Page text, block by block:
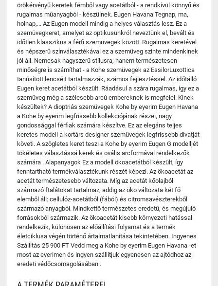
örökérvényű keretek fémből vagy acetátból - a rendkívül könnyű és
rugalmas műanyagból - készülnek. Eugen Havana Tegnap, ma,
holnap,... Az Eugen modell mindig a helyes választás lesz. Ez a
szemüvegkeret, amelyet az optikusunkról neveztünk el, bevált és
időtlen klasszikus a férfi szemüvegek között. Rugalmas keretével
és népszerű színválasztékával ez a szemüveg szinte mindenkinek
jól áll. Nemcsak nagyszerű stílusra, hanem természetesen
minőségre is számíthat - a Kohe szemüvegek az EssilorLuxottica
tanúsított lencséit tartalmazzák, számos fejlesztéssel. Az időtálló
Eugen keret acetátból készült. Ráadásul a szára rugalmas, így ez a
szemüveg még a szélesebb arcú embereknek is megfelel. Kinek
készültek? A dioptriás szemüvegek Kohe by eyerim Eugen Havana
a Kohe by eyerim legfrissebb kollekciójának részei, nagy
gondossággal férfiak számára készítve. Ez az elegáns teljes
keretes modell a kortárs designer szemüvegek legfrissebb divatját
követi. A szögletes keret teszi a Kohe by eyerim Eugen G modelljét
tökéletes választássá kerek és ovális arcformával rendelkezők
számára . Alapanyagok Ez a modell ökoacetátból készült, így
fenntartható termékválasztékunk részét képezi. Az ökoacetát az
acetát természetesebb változata. Míg az acetát kőolajból
származó ftalátokat tartalmaz, addig az öko változata két fő
elemből áll: cellulóz-acetátból (fából) és citromsavészterekből
származó anyagból. Mindkettő természetes eredetű, és megújuló
forrásokból származik. Az ökoacetát kisebb környezeti hatással
rendelkezik, különösen az előállítási folyamat és a termék
életciklusa végén történő ártalmatlanítása tekintetében. Ingyenes
Szállítás 25 900 FT Vedd meg a Kohe by eyerim Eugen Havana -et
most az eyerimen és ingyen szállítjuk egyenesen az ajtódhoz az
eredeti védőcsomagolásában .